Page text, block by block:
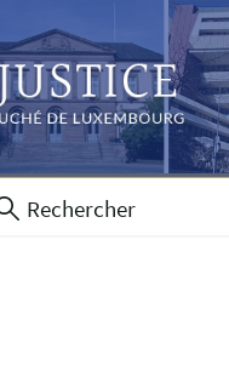
Rechercher